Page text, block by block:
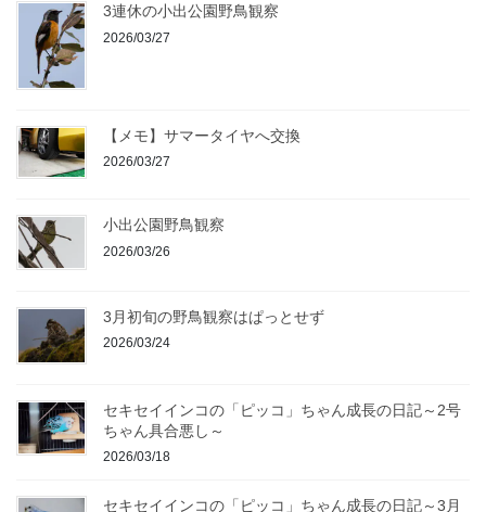
3連休の小出公園野鳥観察
2026/03/27
【メモ】サマータイヤへ交換
2026/03/27
小出公園野鳥観察
2026/03/26
3月初旬の野鳥観察はぱっとせず
2026/03/24
セキセイインコの「ピッコ」ちゃん成長の日記～2号
ちゃん具合悪し～
2026/03/18
セキセイインコの「ピッコ」ちゃん成長の日記～3月